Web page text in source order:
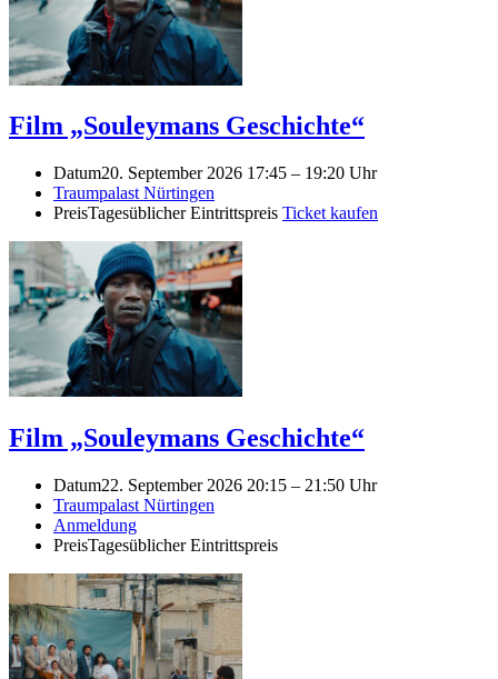
Film „Souleymans Geschichte“
Datum20. September 2026 17:45 – 19:20 Uhr
Traumpalast Nürtingen
PreisTagesüblicher Eintrittspreis Ticket kaufen
Film „Souleymans Geschichte“
Datum22. September 2026 20:15 – 21:50 Uhr
Traumpalast Nürtingen
Anmeldung
PreisTagesüblicher Eintrittspreis